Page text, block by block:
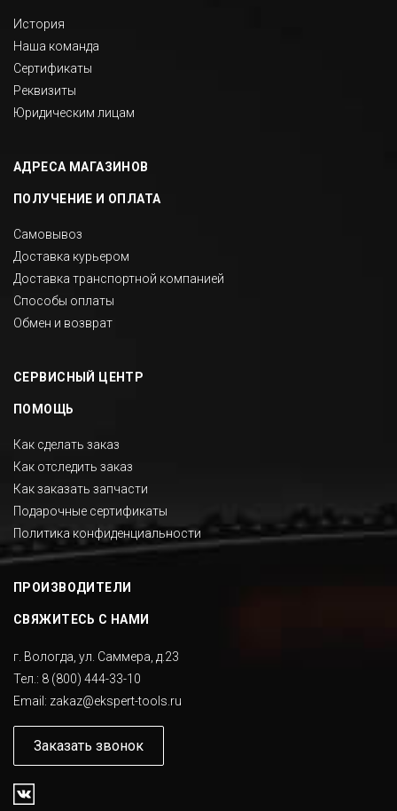
История
Наша команда
Сертификаты
Реквизиты
Юридическим лицам
АДРЕСА МАГАЗИНОВ
ПОЛУЧЕНИЕ И ОПЛАТА
Самовывоз
Доставка курьером
Доставка транспортной компанией
Способы оплаты
Обмен и возврат
СЕРВИСНЫЙ ЦЕНТР
ПОМОЩЬ
Как сделать заказ
Как отследить заказ
Как заказать запчасти
Подарочные сертификаты
Политика конфиденциальности
ПРОИЗВОДИТЕЛИ
СВЯЖИТЕСЬ С НАМИ
г. Вологда, ул. Саммера, д.23
Тел.: 8 (800) 444-33-10
Email: zakaz@ekspert-tools.ru
Заказать звонок